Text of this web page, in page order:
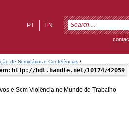
EN
PT
de Seminários e Conferências /
http://hdl.handle.net/10174/42059
e Sem Violência no Mundo do Trabalho